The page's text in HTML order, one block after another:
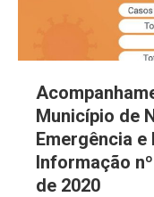
Município de
Emergência
Informação
de 2020